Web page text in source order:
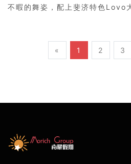
不暇的舞姿，配上斐济特色Lovo
« 1 2 3